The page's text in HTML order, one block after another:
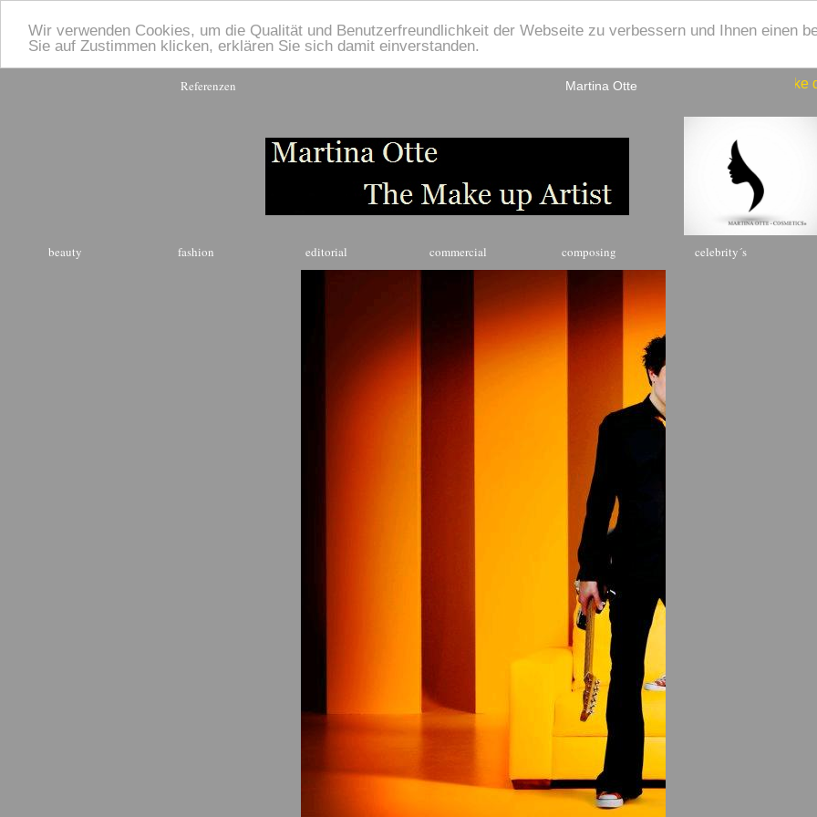
Wir verwenden Cookies, um die Qualität und Benutzerfreundlichkeit der Webseite zu verbessern und Ihnen einen
Sie auf Zustimmen klicken, erklären Sie sich damit einverstanden.
Referenzen Martina Otte Entdecke
beauty fashion editorial commercial composing celebrity´s